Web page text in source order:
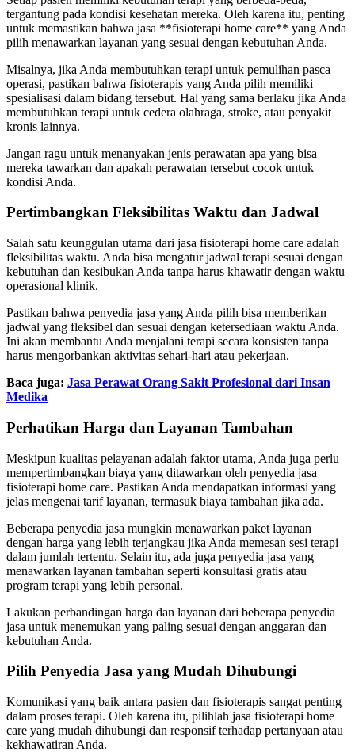
tergantung pada kondisi kesehatan mereka. Oleh karena itu, penting
untuk memastikan bahwa jasa **fisioterapi home care** yang Anda
pilih menawarkan layanan yang sesuai dengan kebutuhan Anda.
Misalnya, jika Anda membutuhkan terapi untuk pemulihan pasca
operasi, pastikan bahwa fisioterapis yang Anda pilih memiliki
spesialisasi dalam bidang tersebut. Hal yang sama berlaku jika Anda
membutuhkan terapi untuk cedera olahraga, stroke, atau penyakit
kronis lainnya.
Jangan ragu untuk menanyakan jenis perawatan apa yang bisa
mereka tawarkan dan apakah perawatan tersebut cocok untuk
kondisi Anda.
Pertimbangkan Fleksibilitas Waktu dan Jadwal
Salah satu keunggulan utama dari jasa fisioterapi home care adalah
fleksibilitas waktu. Anda bisa mengatur jadwal terapi sesuai dengan
kebutuhan dan kesibukan Anda tanpa harus khawatir dengan waktu
operasional klinik.
Pastikan bahwa penyedia jasa yang Anda pilih bisa memberikan
jadwal yang fleksibel dan sesuai dengan ketersediaan waktu Anda.
Ini akan membantu Anda menjalani terapi secara konsisten tanpa
harus mengorbankan aktivitas sehari-hari atau pekerjaan.
Baca juga: Jasa Perawat Orang Sakit Profesional dari Insan
Medika
Perhatikan Harga dan Layanan Tambahan
Meskipun kualitas pelayanan adalah faktor utama, Anda juga perlu
mempertimbangkan biaya yang ditawarkan oleh penyedia jasa
fisioterapi home care. Pastikan Anda mendapatkan informasi yang
jelas mengenai tarif layanan, termasuk biaya tambahan jika ada.
Beberapa penyedia jasa mungkin menawarkan paket layanan
dengan harga yang lebih terjangkau jika Anda memesan sesi terapi
dalam jumlah tertentu. Selain itu, ada juga penyedia jasa yang
menawarkan layanan tambahan seperti konsultasi gratis atau
program terapi yang lebih personal.
Lakukan perbandingan harga dan layanan dari beberapa penyedia
jasa untuk menemukan yang paling sesuai dengan anggaran dan
kebutuhan Anda.
Pilih Penyedia Jasa yang Mudah Dihubungi
Komunikasi yang baik antara pasien dan fisioterapis sangat penting
dalam proses terapi. Oleh karena itu, pilihlah jasa fisioterapi home
care yang mudah dihubungi dan responsif terhadap pertanyaan atau
kekhawatiran Anda.